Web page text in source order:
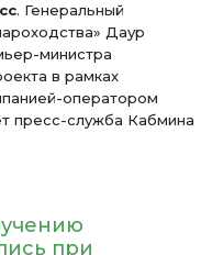
. Генеральный
Даур
министра
в рамках
оператором
пресс-служба Кабмина
при